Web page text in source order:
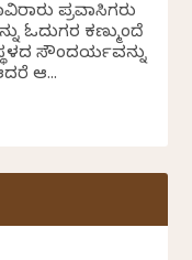
ಪ್ರವಾಸಿಗರು
ಓದುಗರ ಕಣ್ಮುಂದೆ
ಸೌಂದರ್ಯವನ್ನು
ಆ...